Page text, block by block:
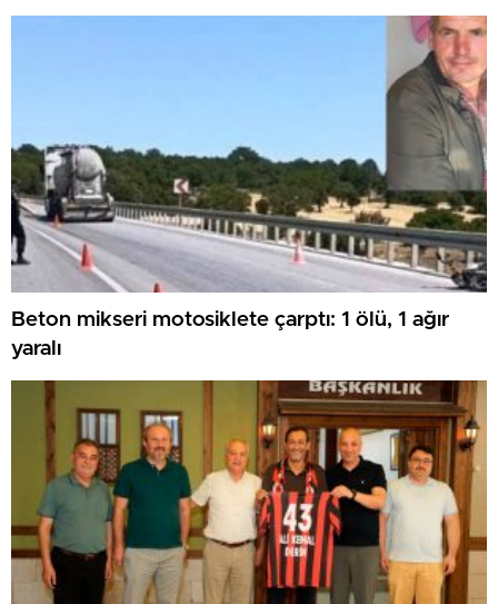
Beton mikseri motosiklete çarptı: 1 ölü, 1 ağır
yaralı